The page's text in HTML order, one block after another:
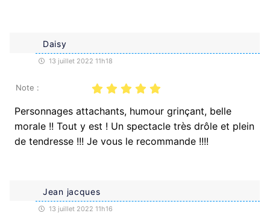
Daisy
13 juillet 2022 11h18
Note :
Personnages attachants, humour grinçant, belle
morale !! Tout y est ! Un spectacle très drôle et plein
de tendresse !!! Je vous le recommande !!!!
Jean jacques
13 juillet 2022 11h16